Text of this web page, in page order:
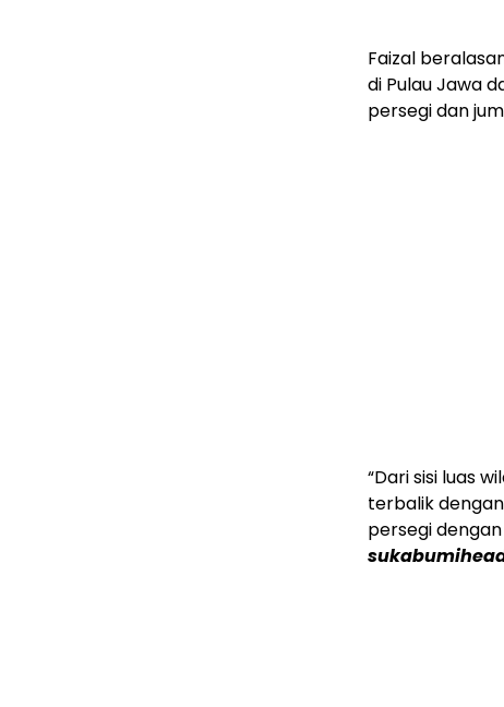
Faizal
di Pulau Jawa
persegi dan
“Dari sisi luas
terbalik
persegi